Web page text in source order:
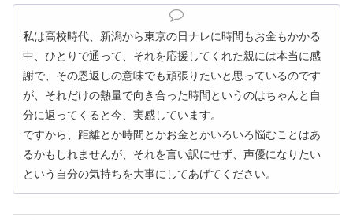
私は高校時代、新潟から東京の日ナレに時間もお金もかかる
中、ひとりで通って、それを応援してくれた親には本当に感
謝で、その恩返しの意味でも頑張りたいと思っているのです
が、それだけの熱量で向き合った時間というのはちゃんと自
分に返ってくると今、実感しています。
ですから、距離とか時間とかお金とかいろいろ悩むことはあ
るかもしれませんが、それを言い訳にせず、声優になりたい
という自分の気持ちを大事にしてあげてください。